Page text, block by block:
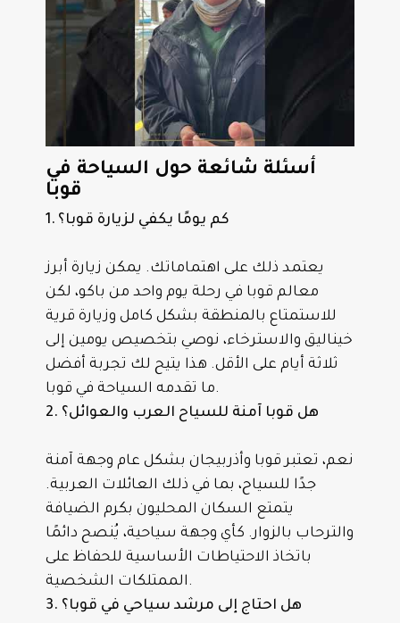
أسئلة شائعة حول السياحة في
قوبا
1. كم يومًا يكفي لزيارة قوبا؟
يعتمد ذلك على اهتماماتك. يمكن زيارة أبرز
معالم قوبا في رحلة يوم واحد من باكو، لكن
للاستمتاع بالمنطقة بشكل كامل وزيارة قرية
خيناليق والاسترخاء، نوصي بتخصيص يومين إلى
ثلاثة أيام على الأقل. هذا يتيح لك تجربة أفضل
ما تقدمه السياحة في قوبا.
2. هل قوبا آمنة للسياح العرب والعوائل؟
نعم، تعتبر قوبا وأذربيجان بشكل عام وجهة آمنة
جدًا للسياح، بما في ذلك العائلات العربية.
يتمتع السكان المحليون بكرم الضيافة
والترحاب بالزوار. كأي وجهة سياحية، يُنصح دائمًا
باتخاذ الاحتياطات الأساسية للحفاظ على
الممتلكات الشخصية.
3. هل احتاج إلى مرشد سياحي في قوبا؟